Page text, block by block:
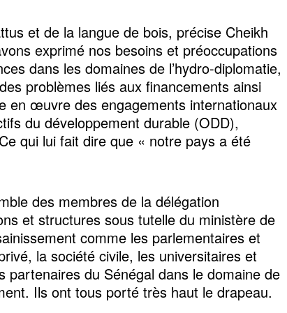
et de la langue de bois, précise Cheikh
exprimé nos besoins et préoccupations
dans les domaines de l’hydro-diplomatie,
problèmes liés aux financements ainsi
en œuvre des engagements internationaux
du développement durable (ODD),
qui lui fait dire que « notre pays a été
des membres de la délégation
et structures sous tutelle du ministère de
comme les parlementaires et
la société civile, les universitaires et
partenaires du Sénégal dans le domaine de
Ils ont tous porté très haut le drapeau.